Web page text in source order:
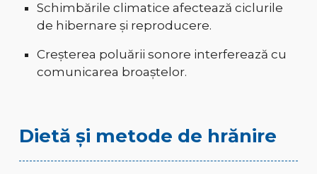
Schimbările climatice afectează ciclurile
de hibernare și reproducere.
Creșterea poluării sonore interferează cu
comunicarea broaștelor.
Dietă și metode de hrănire